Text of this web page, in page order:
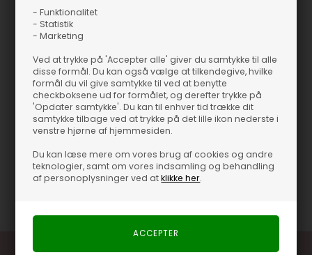
- Funktionalitet
- Statistik
- Marketing
Ved at trykke på 'Accepter alle' giver du samtykke til alle
disse formål. Du kan også vælge at tilkendegive, hvilke
formål du vil give samtykke til ved at benytte
checkboksene ud for formålet, og derefter trykke på
'Opdater samtykke'. Du kan til enhver tid trække dit
samtykke tilbage ved at trykke på det lille ikon nederste i
venstre hjørne af hjemmesiden.
Du kan læse mere om vores brug af cookies og andre
teknologier, samt om vores indsamling og behandling
af personoplysninger ved atklikke her.
rent udtryk. Når du vil gøre det mere afslappet, så skift til en blød
strik og sæt dem sammen med et par støvler for en stadig
velklædt, men mere uformel stil.
Du kommer til at elske den tidløse pasform, der holder sæson
efter sæson, og hvor let de kan mixes med resten af garderoben.
De glider ubesværet mellem formelle og mere afslappede
anledninger og føles som et sikkert valg, når du vil have både stil
og komfort i hverdagen.
Materiale
70% polyester, 30% uld